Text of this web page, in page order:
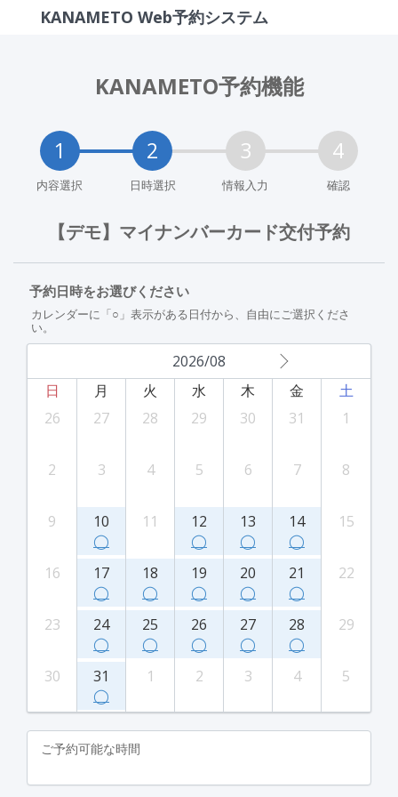
KANAMETO Web予約システム
KANAMETO予約機能
内容選択 日時選択 情報入力 確認
【デモ】マイナンバーカード交付予約
予約日時をお選びください
カレンダーに「○」表示がある日付から、自由にご選択くださ
い。
2026/08
日
月 火 水 木 金
土
26
27 28 29 30 31 1
2 3 4 5 6 7 8
9
10
◯
11
12
◯
13
◯
14
◯
15
16
17
◯
18
◯
19
◯
20
◯
21
◯
22
23
24
◯
25
◯
26
◯
27
◯
28
◯
29
30
31
◯
1 2 3 4 5
ご予約可能な時間